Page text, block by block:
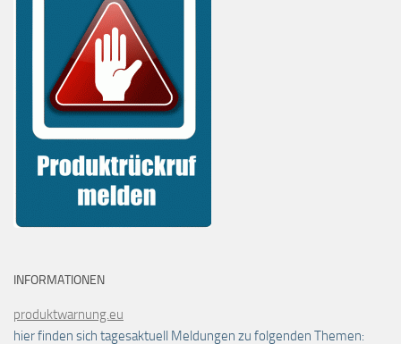
INFORMATIONEN
produktwarnung.eu
hier finden sich tagesaktuell Meldungen zu folgenden Themen: